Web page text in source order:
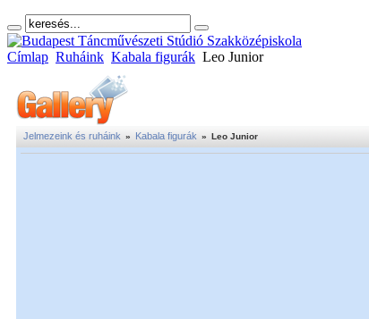
Címlap Ruháink Kabala figurák Leo Junior
Jelmezeink és ruháink » Kabala figurák » Leo Junior